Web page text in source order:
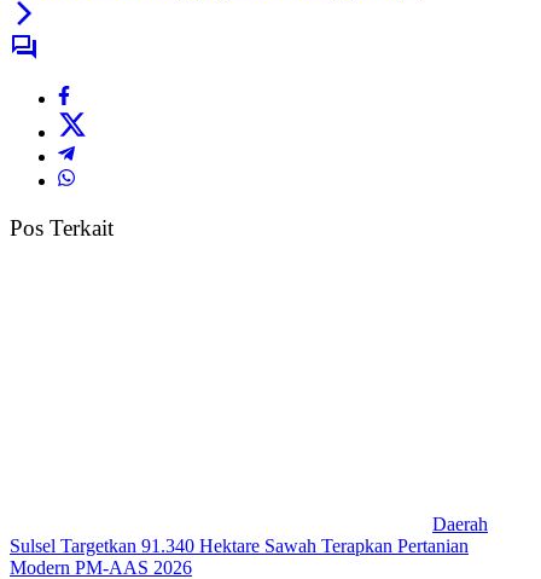
Pos Terkait
Daerah
Sulsel Targetkan 91.340 Hektare Sawah Terapkan Pertanian
Modern PM-AAS 2026